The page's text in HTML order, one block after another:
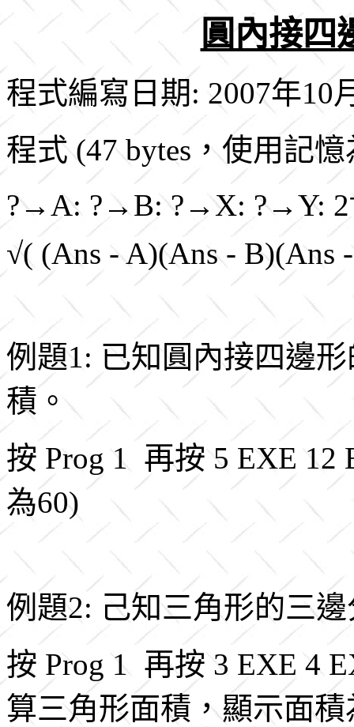
圓內接四
程式編寫日期: 2007年10
程式 (47 bytes，使用記
?→A: ?→B: ?→X: ?→Y: 2
√( (Ans - A)(Ans - B)(Ans
例題1: 已知圓內接四邊
積。
按 Prog 1 再按 5 EXE 12
為60)
例題2: 己知三角形的三
按 Prog 1 再按 3 EXE 4
算三角形面積，顯示面積